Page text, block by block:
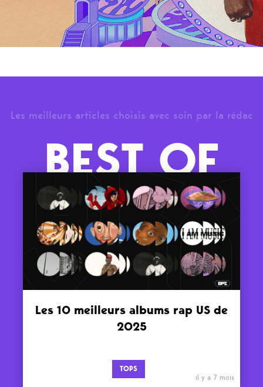
Les meilleurs articles choisis avec soin par la rédac
BEST OF
Les 10 meilleurs albums rap US de
2025
TOPS
il y a 7 mois